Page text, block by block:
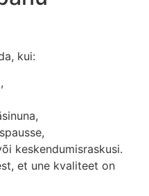
kui:
keskendumisraskusi.
et une kvaliteet on